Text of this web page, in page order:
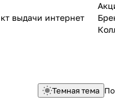
выдачи интернет
Темная тема